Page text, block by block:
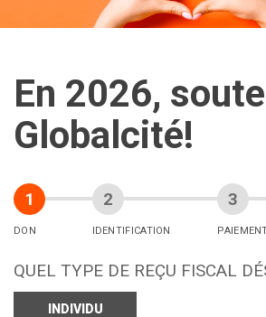
En 2026,
Globalcité!
DON IDENTIFICATION
QUEL TYPE DE REÇU FISCAL
INDIVIDU